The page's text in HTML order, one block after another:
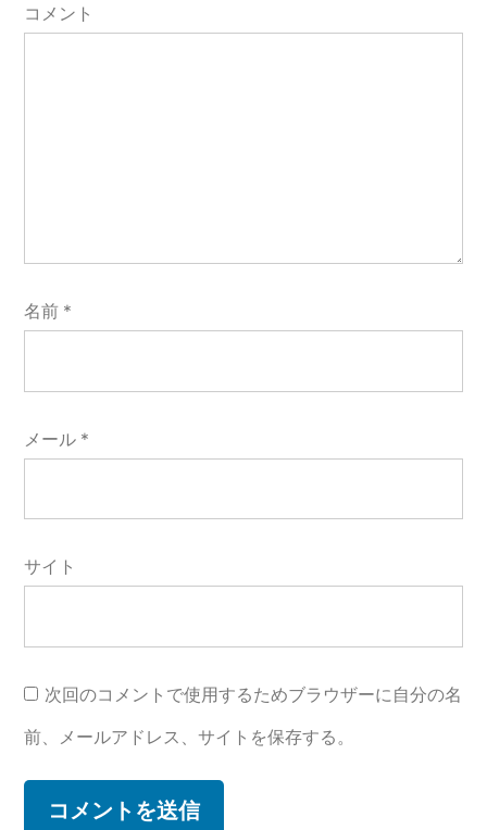
ど
コメント
名前 *
メール *
サイト
次回のコメントで使用するためブラウザーに自分の名
前、メールアドレス、サイトを保存する。